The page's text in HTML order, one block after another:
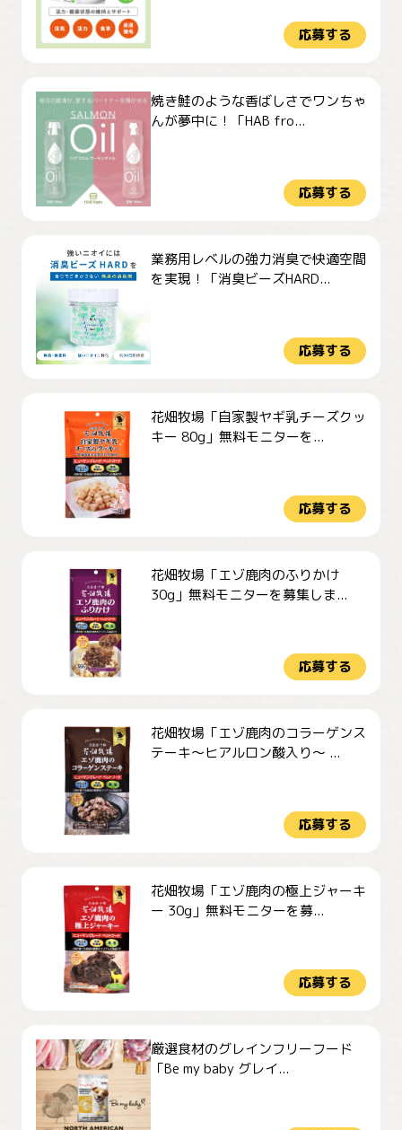
応募する
焼き鮭のような香ばしさでワンちゃ
んが夢中に！「HAB fro...
応募する
業務用レベルの強力消臭で快適空間
を実現！「消臭ビーズHARD...
応募する
花畑牧場「自家製ヤギ乳チーズクッ
キー 80g」無料モニターを...
応募する
花畑牧場「エゾ鹿肉のふりかけ
30g」無料モニターを募集しま...
応募する
花畑牧場「エゾ鹿肉のコラーゲンス
テーキ～ヒアルロン酸入り～ ...
応募する
花畑牧場「エゾ鹿肉の極上ジャーキ
ー 30g」無料モニターを募...
応募する
厳選食材のグレインフリーフード
「Be my baby グレイ...